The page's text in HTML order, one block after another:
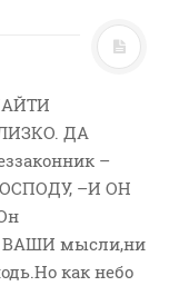
ДА
–
–И ОН
мысли,ни
как небо